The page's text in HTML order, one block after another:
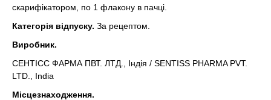
скарифікатором, по 1 флакону в пачці.
Категорія відпуску. За рецептом.
Виробник.
СЕНТIСС ФАРМА ПВТ. ЛТД., Індія / SENTISS PHARMA PVT.
LTD., India
Місцезнаходження.